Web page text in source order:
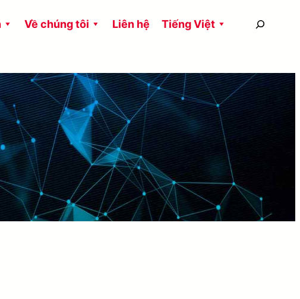
Về chúng tôi Liên hệ Tiếng Việt